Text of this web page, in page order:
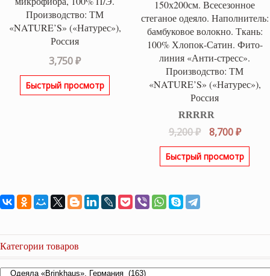
Производство: ТМ
«NATURE’S» («Натурес»),
Россия
3,750₽
Быстрый просмотр
150х200см. Всесезонное
стеганое одеяло. Наполнитель:
бамбуковое волокно. Ткань:
100% Хлопок-Сатин. Фито-
линия «Анти-стресс».
Производство: ТМ
«NATURE’S» («Натурес»),
Россия
Оценка5.00
из 5
9,200₽
цена
составляла
8,700₽
цена:
8,700
Быстрый просмотр
Категории товаров